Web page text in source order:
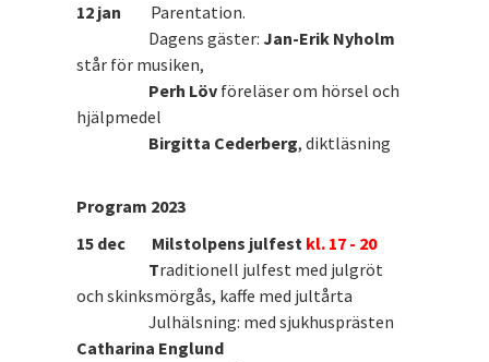
12 jan Parentation.
Dagens gäster: Jan-Erik Nyholm
står för musiken,
Perh Löv föreläser om hörsel och
hjälpmedel
Birgitta Cederberg, diktläsning
Program 2023
15 dec Milstolpens julfest kl. 17 - 20
Traditionell julfest med julgröt
och skinksmörgås, kaffe med jultårta
Julhälsning: med sjukhusprästen
Catharina Englund